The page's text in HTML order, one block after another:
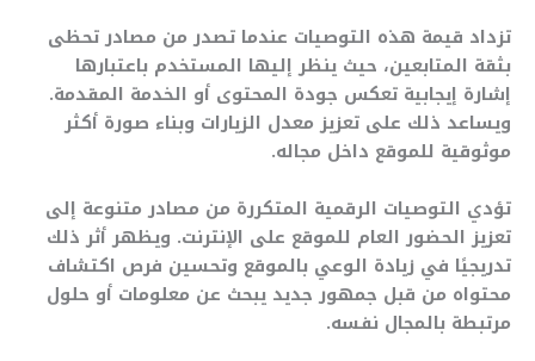
تزداد قيمة هذه التوصيات عندما تصدر من مصادر تحظى
بثقة المتابعين، حيث ينظر إليها المستخدم باعتبارها
إشارة إيجابية تعكس جودة المحتوى أو الخدمة المقدمة.
ويساعد ذلك على تعزيز معدل الزيارات وبناء صورة أكثر
موثوقية للموقع داخل مجاله.
تؤدي التوصيات الرقمية المتكررة من مصادر متنوعة إلى
تعزيز الحضور العام للموقع على الإنترنت. ويظهر أثر ذلك
تدريجيًا في زيادة الوعي بالموقع وتحسين فرص اكتشاف
محتواه من قبل جمهور جديد يبحث عن معلومات أو حلول
مرتبطة بالمجال نفسه.